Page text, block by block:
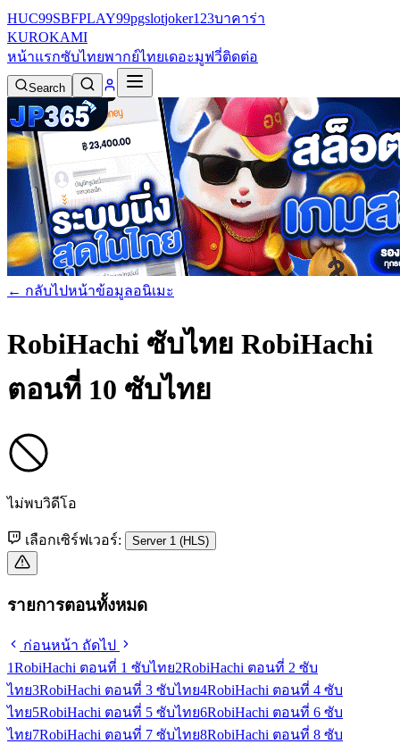
HUC99SBFPLAY99pgslotjoker123บาคาร่า
KUROKAMI
หน้าแรกซับไทยพากย์ไทยเดอะมูฟวี่ติดต่อ
Search
← กลับไปหน้าข้อมูลอนิเมะ
RobiHachi ซับไทย RobiHachi
ตอนที่ 10 ซับไทย
ไม่พบวิดีโอ
เลือกเซิร์ฟเวอร์: Server 1 (HLS)
รายการตอนทั้งหมด
ก่อนหน้า ถัดไป
1RobiHachi ตอนที่ 1 ซับไทย2RobiHachi ตอนที่ 2 ซับ
ไทย3RobiHachi ตอนที่ 3 ซับไทย4RobiHachi ตอนที่ 4 ซับ
ไทย5RobiHachi ตอนที่ 5 ซับไทย6RobiHachi ตอนที่ 6 ซับ
ไทย7RobiHachi ตอนที่ 7 ซับไทย8RobiHachi ตอนที่ 8 ซับ